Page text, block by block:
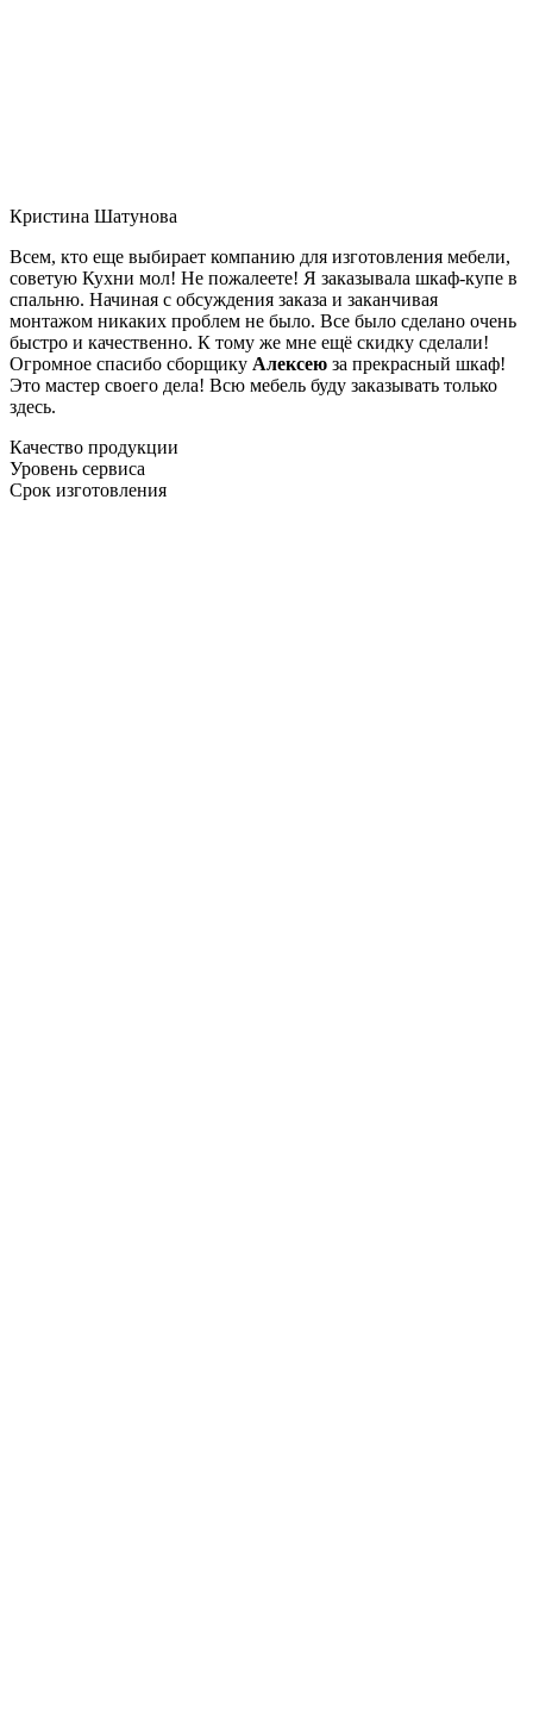
Кристина Шатунова
Всем, кто еще выбирает компанию для изготовления мебели,
советую Кухни мол! Не пожалеете! Я заказывала шкаф-купе в
спальню. Начиная с обсуждения заказа и заканчивая
монтажом никаких проблем не было. Все было сделано очень
быстро и качественно. К тому же мне ещё скидку сделали!
Огромное спасибо сборщику Алексею за прекрасный шкаф!
Это мастер своего дела! Всю мебель буду заказывать только
здесь.
Качество продукции
Уровень сервиса
Срок изготовления